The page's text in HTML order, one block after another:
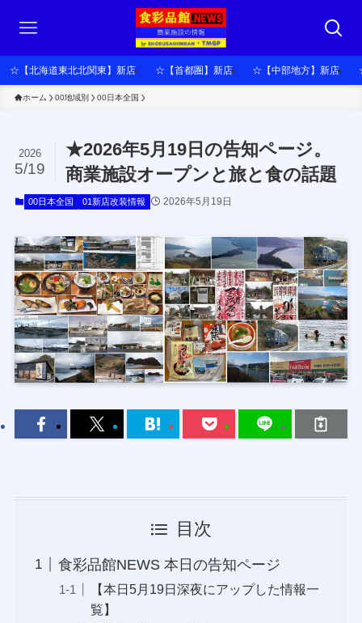
☆【北海道東北北関東】新店 ☆【首都圏】新店 ☆【中部地方】新店
ホーム 00地域別 00日本全国
★2026年5月19日の告知ページ。
商業施設オープンと旅と食の話題
2026
5/19
00日本全国 01新店改装情報 2026年5月19日
目次
食彩品館NEWS 本日の告知ページ
【本日5月19日深夜にアップした情報一
覧】